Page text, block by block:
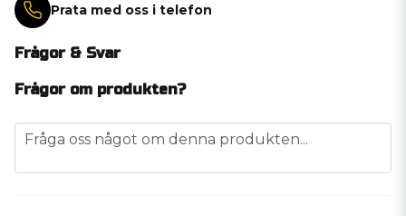
Prata med oss i telefon
Frågor & Svar
Frågor om produkten?
question
Fråga oss något om denna produkten...